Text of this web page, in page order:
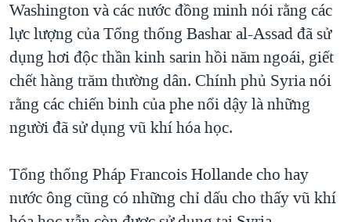
Washington và các nước đồng minh nói rằng các
lực lượng của Tổng thống Bashar al-Assad đã sử
dụng hơi độc thần kinh sarin hồi năm ngoái, giết
chết hàng trăm thường dân. Chính phủ Syria nói
rằng các chiến binh của phe nổi dậy là những
người đã sử dụng vũ khí hóa học.
Tổng thống Pháp Francois Hollande cho hay
nước ông cũng có những chỉ dấu cho thấy vũ khí